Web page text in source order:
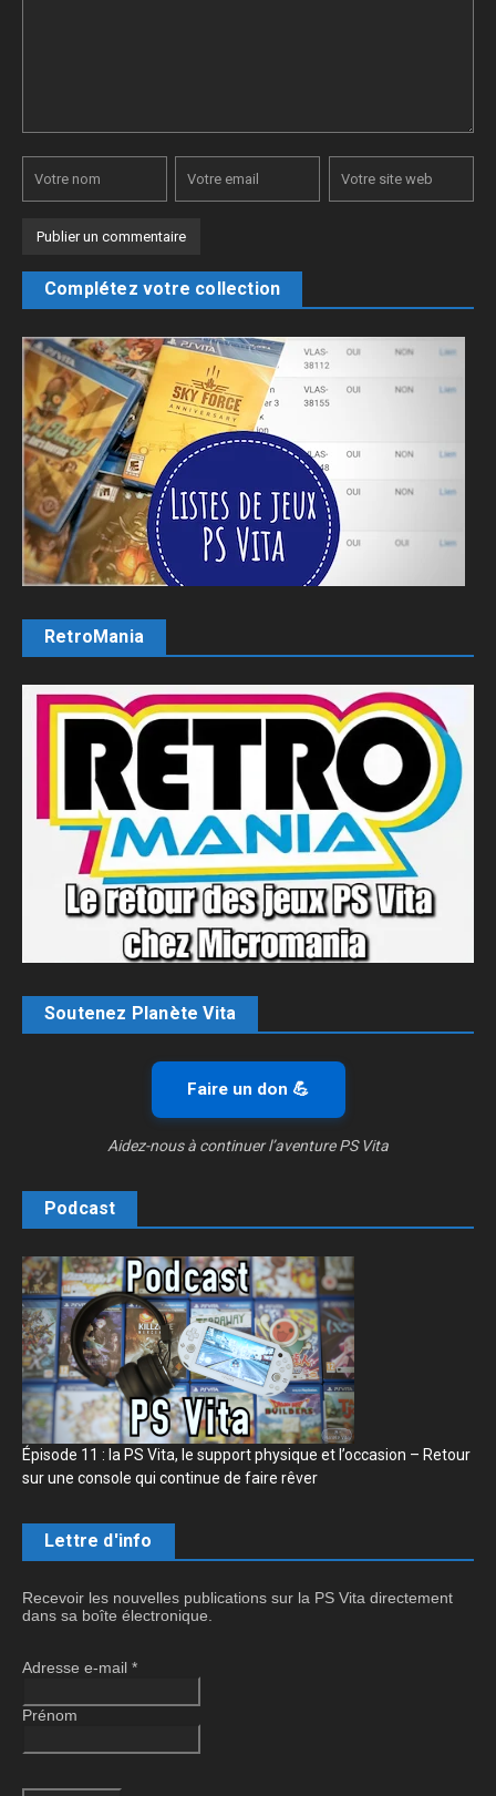
Complétez votre collection
RetroMania
Soutenez Planète Vita
Faire un don 💪
Aidez-nous à continuer l’aventure PS Vita
Podcast
Épisode 11 : la PS Vita, le support physique et l’occasion – Retour
sur une console qui continue de faire rêver
Lettre d'info
Recevoir les nouvelles publications sur la PS Vita directement
dans sa boîte électronique.
Adresse e-mail *
Prénom